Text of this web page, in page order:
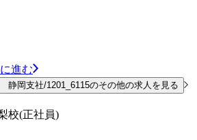
進む
岡支社/1201_6115のその他の求人を見る
校(正社員)